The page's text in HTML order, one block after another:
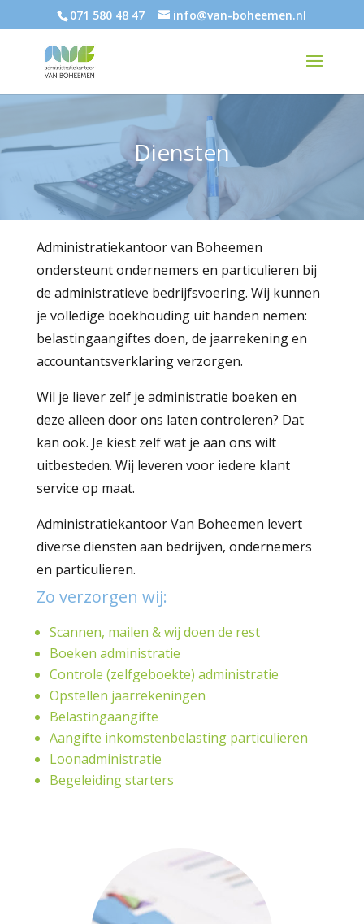
071 580 48 47 info@van-boheemen.nl
Diensten
Administratiekantoor van Boheemen
ondersteunt ondernemers en particulieren bij
de administratieve bedrijfsvoering. Wij kunnen
je volledige boekhouding uit handen nemen:
belastingaangiftes doen, de jaarrekening en
accountantsverklaring verzorgen.
Wil je liever zelf je administratie boeken en
deze alleen door ons laten controleren? Dat
kan ook. Je kiest zelf wat je aan ons wilt
uitbesteden. Wij leveren voor iedere klant
service op maat.
Administratiekantoor Van Boheemen levert
diverse diensten aan bedrijven, ondernemers
en particulieren.
Zo verzorgen wij:
Scannen, mailen & wij doen de rest
Boeken administratie
Controle (zelfgeboekte) administratie
Opstellen jaarrekeningen
Belastingaangifte
Aangifte inkomstenbelasting particulieren
Loonadministratie
Begeleiding starters